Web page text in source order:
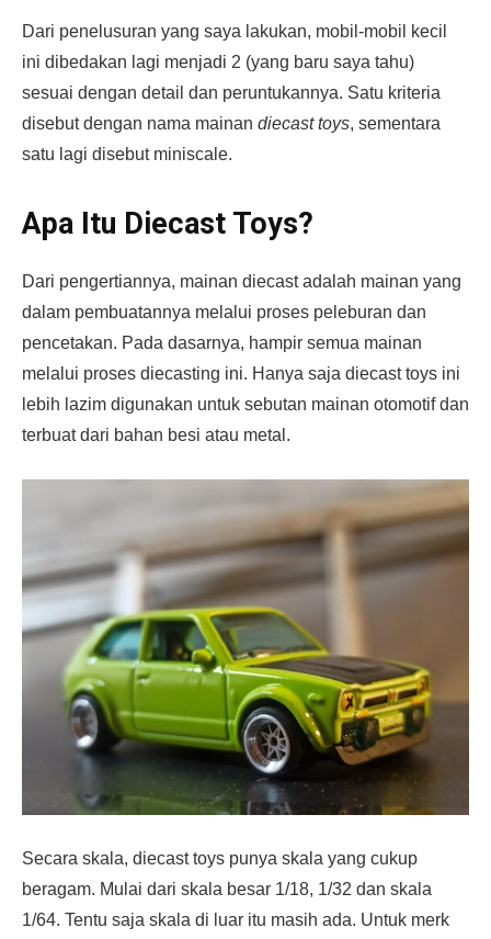
Dari penelusuran yang saya lakukan, mobil-mobil kecil
ini dibedakan lagi menjadi 2 (yang baru saya tahu)
sesuai dengan detail dan peruntukannya. Satu kriteria
disebut dengan nama mainan diecast toys, sementara
satu lagi disebut miniscale.
Apa Itu Diecast Toys?
Dari pengertiannya, mainan diecast adalah mainan yang
dalam pembuatannya melalui proses peleburan dan
pencetakan. Pada dasarnya, hampir semua mainan
melalui proses diecasting ini. Hanya saja diecast toys ini
lebih lazim digunakan untuk sebutan mainan otomotif dan
terbuat dari bahan besi atau metal.
Secara skala, diecast toys punya skala yang cukup
beragam. Mulai dari skala besar 1/18, 1/32 dan skala
1/64. Tentu saja skala di luar itu masih ada. Untuk merk